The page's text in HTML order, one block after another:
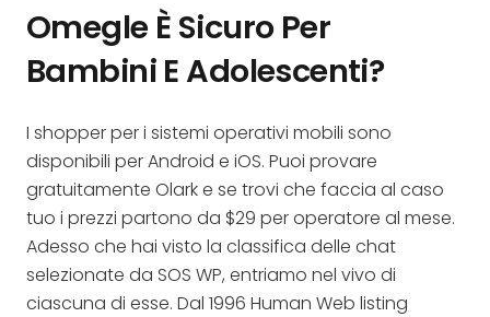
Omegle È Sicuro Per
Bambini E Adolescenti?
I shopper per i sistemi operativi mobili sono
disponibili per Android e iOS. Puoi provare
gratuitamente Olark e se trovi che faccia al caso
tuo i prezzi partono da $29 per operatore al mese.
Adesso che hai visto la classifica delle chat
selezionate da SOS WP, entriamo nel vivo di
ciascuna di esse. Dal 1996 Human Web listing